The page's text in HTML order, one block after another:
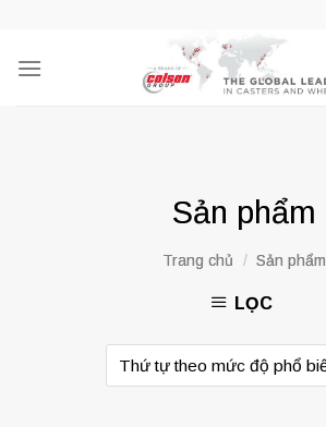
content
Sản phẩm
Trang chủ / Sản phẩm
LỌC